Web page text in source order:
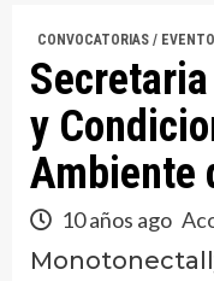
CONVOCATORIAS /
y
Ambiente
10 años ago